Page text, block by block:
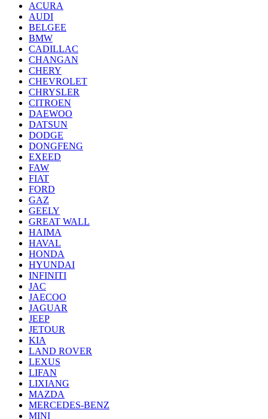
ACURA
AUDI
BELGEE
BMW
CADILLAC
CHANGAN
CHERY
CHEVROLET
CHRYSLER
CITROEN
DAEWOO
DATSUN
DODGE
DONGFENG
EXEED
FAW
FIAT
FORD
GAZ
GEELY
GREAT WALL
HAIMA
HAVAL
HONDA
HYUNDAI
INFINITI
JAC
JAECOO
JAGUAR
JEEP
JETOUR
KIA
LAND ROVER
LEXUS
LIFAN
LIXIANG
MAZDA
MERCEDES-BENZ
MINI